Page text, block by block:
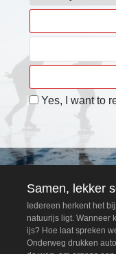
Yes, I want to
Samen, lekker
Iedereen herkent het
natuurijs ligt. Wanneer
ijs? Hoe laat spreken
Onderweg drukken